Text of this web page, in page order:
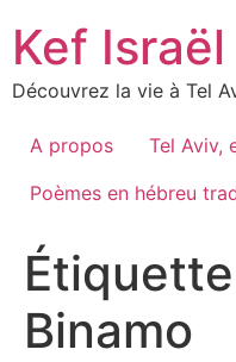
content
Kef Israël
Découvrez la vie à Tel
A propos
Tel Aviv,
Poèmes en hébreu
Binamo